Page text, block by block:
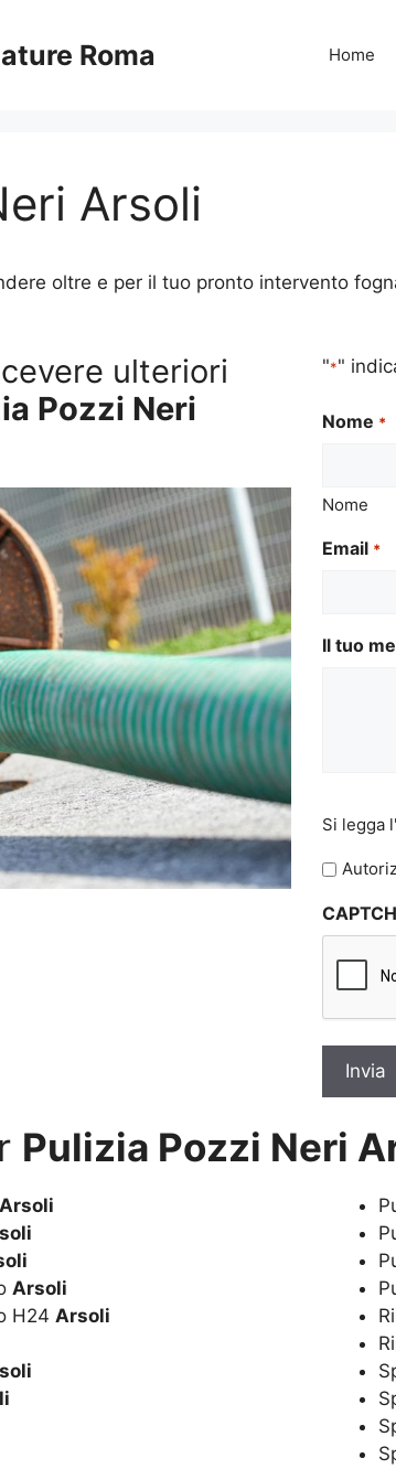
Roma Home
Arsoli
oltre e per il tuo pronto intervento
ulteriori
Pozzi Neri
"*"
Nome *
Nome
Email *
Il tuo
legga
privacy
Si legga l'
Pulizia Pozzi Neri
Arsoli
Arsoli
H24 Arsoli